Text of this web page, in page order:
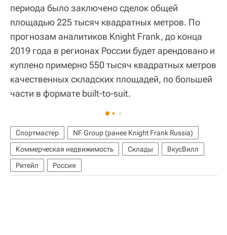
периода было заключено сделок общей
площадью 225 тысяч квадратных метров. По
прогнозам аналитиков Knight Frank, до конца
2019 года в регионах России будет арендовано и
куплено примерно 550 тысяч квадратных метров
качественных складских площадей, по большей
части в формате built-to-suit.
Спортмастер
NF Group (ранее Knight Frank Russia)
Коммерческая недвижимость
Склады
ВкусВилл
Ритейл
Россия